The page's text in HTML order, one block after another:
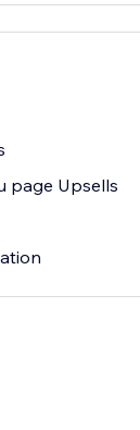
page Upsells